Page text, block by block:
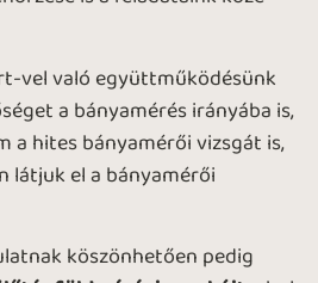
vel való együttműködésünk
a bányamérés irányába is,
a hites bányamérői vizsgát is,
látjuk el a bányamérői
köszönhetően pedig